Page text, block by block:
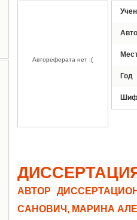
Автореферата нет :(
Год
АВТОР
САНОВИЧ, МАРИНА